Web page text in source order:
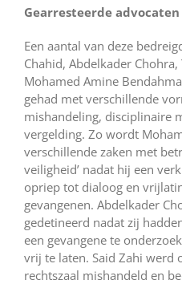
Gearresteerde advocaten
Een aantal van deze
Chahid, Abdelkader
Mohamed Amine
gehad met verschillende
mishandeling, disciplinaire
vergelding. Zo wordt
verschillende zaken met
veiligheid’ nadat hij een
opriep tot dialoog en
gevangenen. Abdelkader
gedetineerd nadat zij
een gevangene te
vrij te laten. Said Zahi werd
rechtszaal mishandeld en